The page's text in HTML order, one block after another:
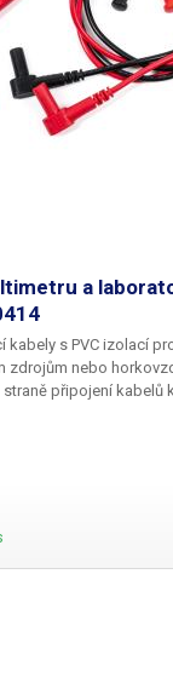
a
kabely s PVC izolací
zdrojům nebo
připojení kabelů
zasunutí do